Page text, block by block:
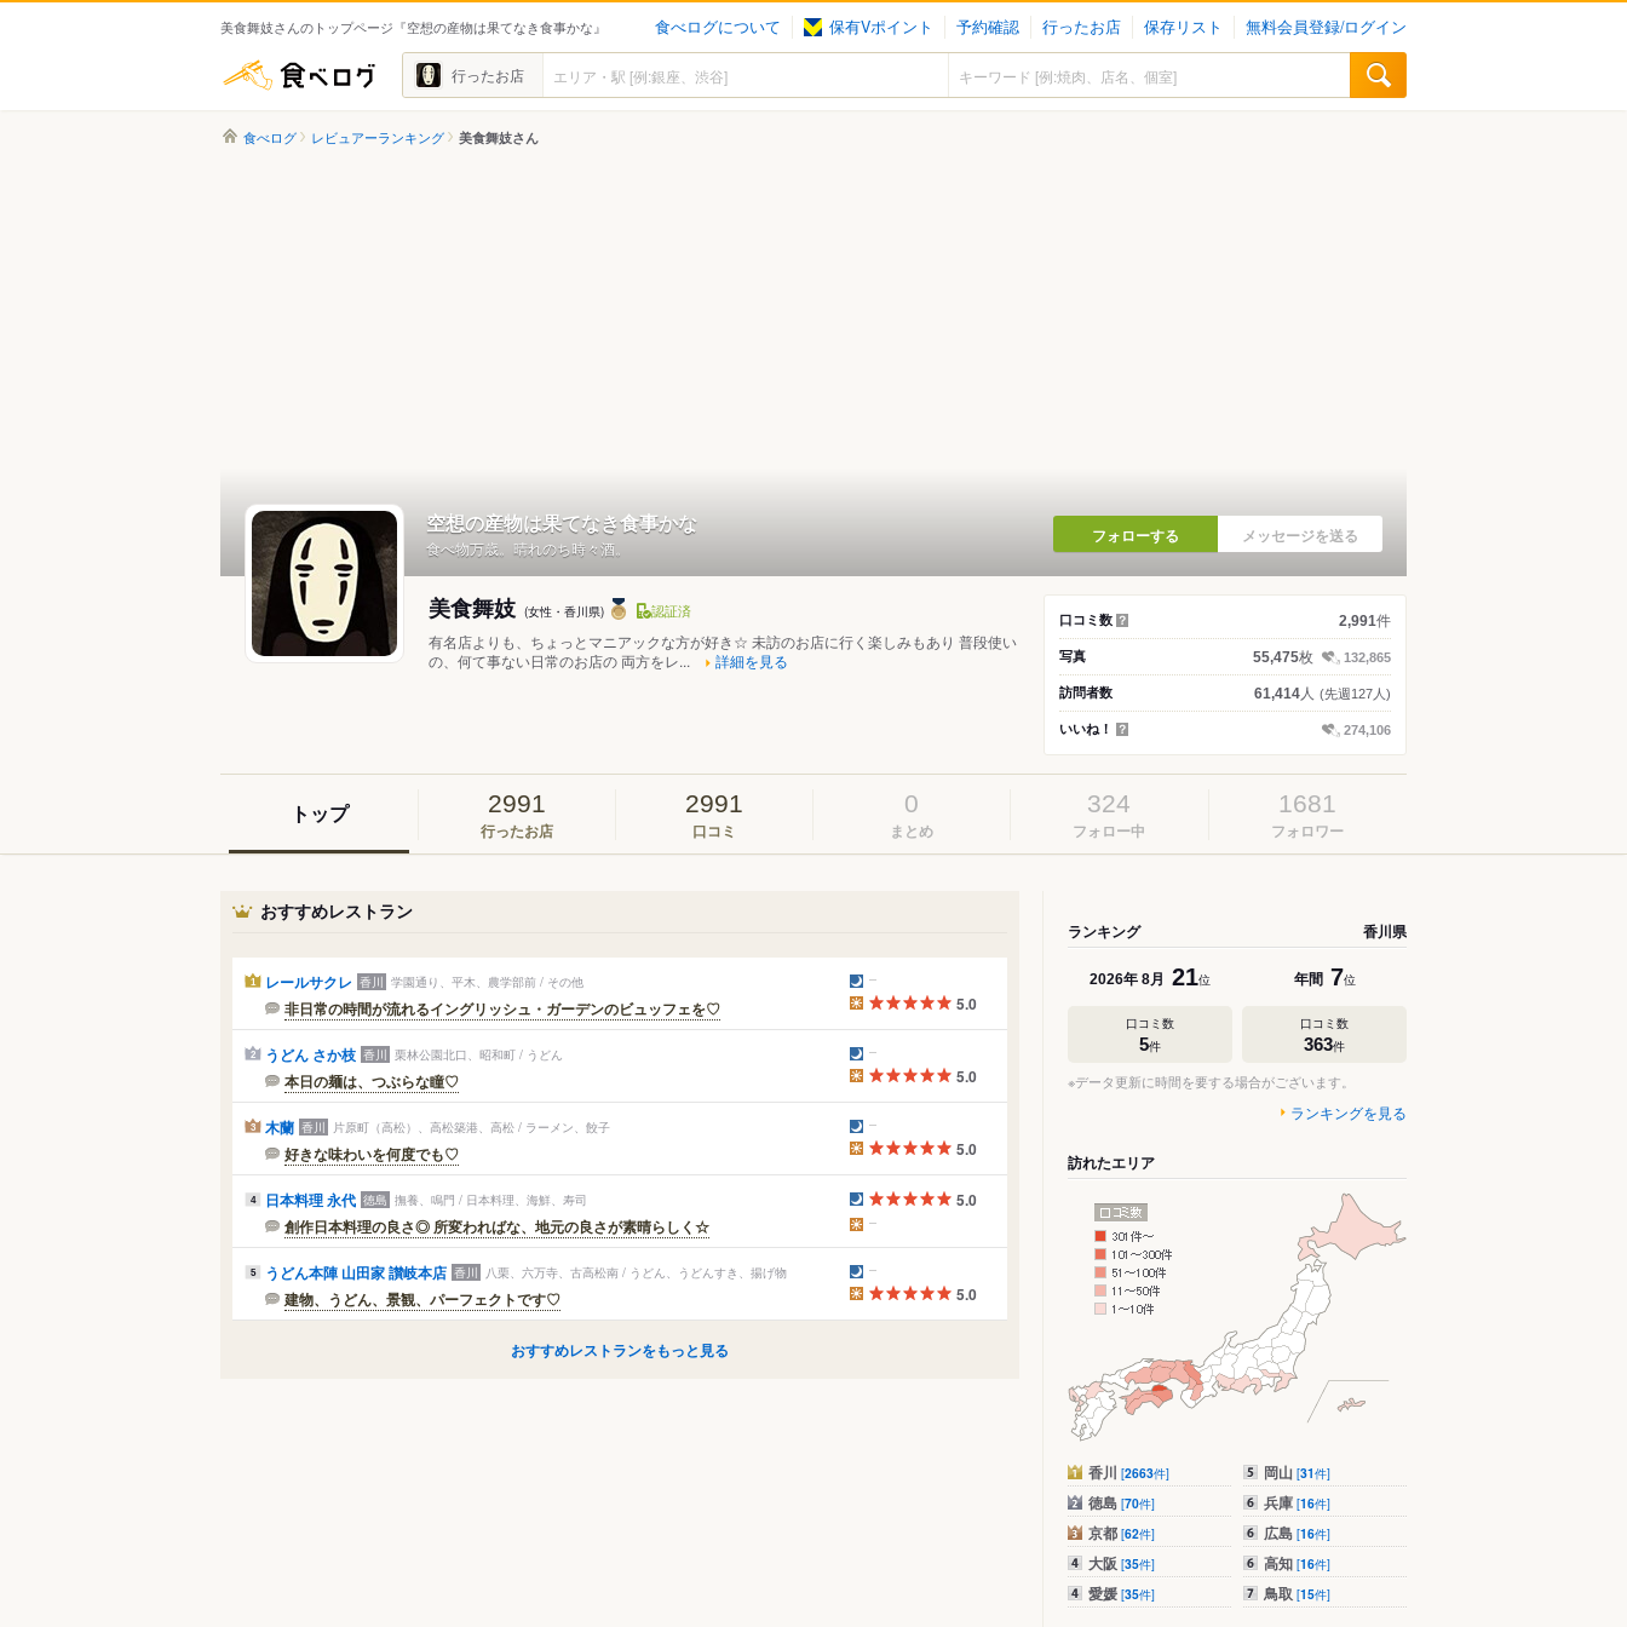
美食舞妓さんのトップページ『空想の産物は果てなき食事かな』 食べログについて 保有Vポイント 予約確認 行ったお店 保存リスト 無料会員登録/ログイン
食べログ 行ったお店
食べログ レビュアーランキング 美食舞妓さん
空想の産物は果てなき食事かな
食べ物万歳。晴れのち時々酒。
フォローする メッセージを送る
美食舞妓 (女性・香川県) 認証済
有名店よりも、ちょっとマニアックな方が好き☆ 未訪のお店に行く楽しみもあり 普段使い
の、何て事ない日常のお店の 両方をレ...
詳細を見る
口コミ数 ？ 2,991件
写真 55,475枚 132,865
訪問者数 61,414人 (先週127人)
いいね！ ？ 274,106
トップ 2991
行ったお店
2991
口コミ
0
まとめ
324
フォロー中
1681
フォロワー
おすすめレストラン
1 レールサクレ 香川 学園通り、平木、農学部前 / その他
非日常の時間が流れるイングリッシュ・ガーデンのビュッフェを♡ 5.0
2 うどん さか枝 香川 栗林公園北口、昭和町 / うどん
本日の麺は、つぶらな瞳♡ 5.0
3 木蘭 香川 片原町（高松）、高松築港、高松 / ラーメン、餃子
好きな味わいを何度でも♡ 5.0
4 日本料理 永代 徳島 撫養、鳴門 / 日本料理、海鮮、寿司
創作日本料理の良さ◎ 所変わればな、地元の良さが素晴らしく☆
5.0
5 うどん本陣 山田家 讃岐本店 香川 八栗、六万寺、古高松南 / うどん、うどんすき、揚げ物
建物、うどん、景観、パーフェクトです♡ 5.0
おすすめレストランをもっと見る
ランキング 香川県
2026年 8月 21位
口コミ数
5件
年間 7位
口コミ数
363件
※データ更新に時間を要する場合がございます。
ランキングを見る
訪れたエリア
香川 [2663件]
徳島 [70件]
京都 [62件]
大阪 [35件]
愛媛 [35件]
岡山 [31件]
兵庫 [16件]
広島 [16件]
高知 [16件]
鳥取 [15件]